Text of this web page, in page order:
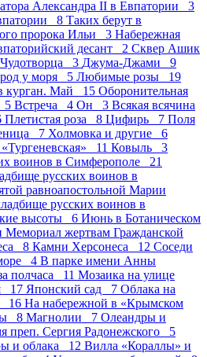
Александра II в Евпатории 3
8 Таких берут в
пророка Ильи 3 Набережная
десант 2 Сквер Ашик
3 Джума-Джами 9
у моря 5 Любимые розы 19
курган. Май 15 Оборонительная
5 Встреча 4 Он 3 Всякая всячина
Плетистая роза 8 Цифирь 7 Поля
7 Холмовка и другие 6
11 Ковыль 3
воинов в Симферополе 21
русских воинов в
равноапостольной Марии
русских воинов в
высоты 6 Июнь в Ботаническом
Мемориал жертвам Гражданской
8 Камни Херсонеса 12 Соседи
4 В парке имени Анны
полчаса 11 Мозаика на улице
17 Японский сад 7 Облака на
16 На набережной в «Крымском
8 Магнолии 7 Олеандры и
преп. Сергия Радонежского 5
и облака 12 Вилла «Кораллы» и